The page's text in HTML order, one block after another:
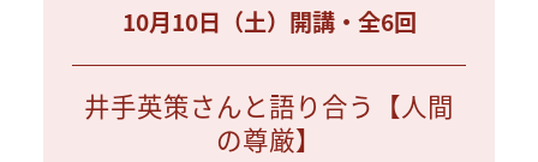
10月10日（土）開講・全6回
井手英策さんと語り合う【人間
の尊厳】